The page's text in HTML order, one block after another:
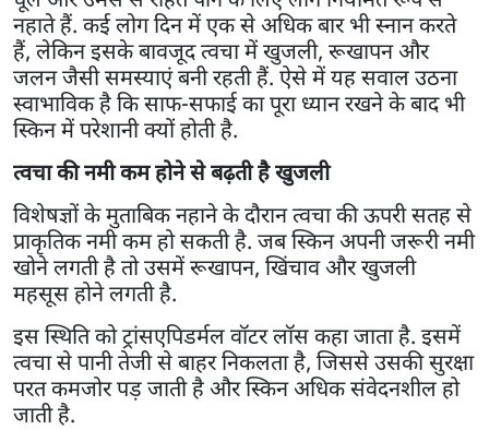
नहाते हैं. कई लोग दिन में एक से अधिक बार भी स्नान करते
हैं, लेकिन इसके बावजूद त्वचा में खुजली, रूखापन और
जलन जैसी समस्याएं बनी रहती हैं. ऐसे में यह सवाल उठना
स्वाभाविक है कि साफ-सफाई का पूरा ध्यान रखने के बाद भी
स्किन में परेशानी क्यों होती है.
त्वचा की नमी कम होने से बढ़ती है खुजली
विशेषज्ञों के मुताबिक नहाने के दौरान त्वचा की ऊपरी सतह से
प्राकृतिक नमी कम हो सकती है. जब स्किन अपनी जरूरी नमी
खोने लगती है तो उसमें रूखापन, खिंचाव और खुजली
महसूस होने लगती है.
इस स्थिति को ट्रांसएपिडर्मल वॉटर लॉस कहा जाता है. इसमें
त्वचा से पानी तेजी से बाहर निकलता है, जिससे उसकी सुरक्षा
परत कमजोर पड़ जाती है और स्किन अधिक संवेदनशील हो
जाती है.